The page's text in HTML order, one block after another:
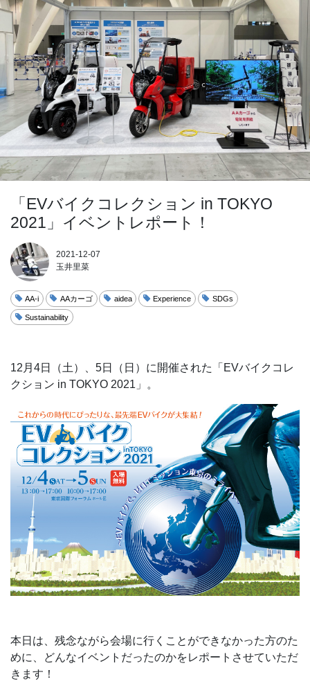
「EVバイクコレクション in TOKYO
2021」イベントレポート！
2021-12-07
玉井里菜
AA-i AAカーゴ aidea Experience SDGs
Sustainability
12月4日（土）、5日（日）に開催された「EVバイクコレ
クション in TOKYO 2021」。
本日は、残念ながら会場に行くことができなかった方のた
めに、どんなイベントだったのかをレポートさせていただ
きます！